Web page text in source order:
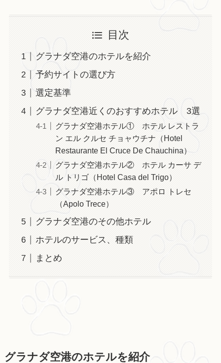
目次
グラナダ空港のホテルを紹介
予約サイトの選び方
選定基準
グラナダ空港近くのおすすめホテル 3選
グラナダ空港ホテル① ホテル レストラ
ン エル クルセ チョャウチナ（Hotel
Restaurante El Cruce De Chauchina）
グラナダ空港ホテル② ホテル カーサ デ
ル トリゴ（Hotel Casa del Trigo）
グラナダ空港ホテル③ アポロ トレセ
（Apolo Trece）
グラナダ空港のその他ホテル
ホテルのサービス、種類
まとめ
グラナダ空港のホテルを紹介